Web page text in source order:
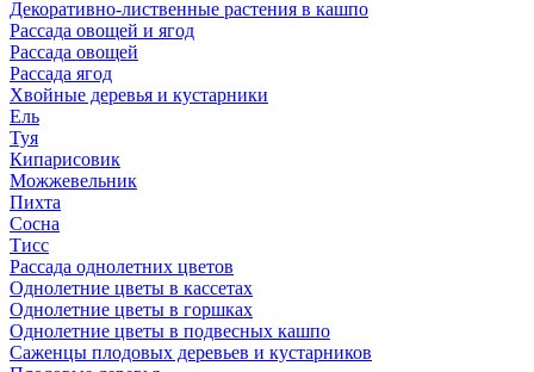
Декоративно-лиственные растения в кашпо
Рассада овощей и ягод
Рассада овощей
Рассада ягод
Хвойные деревья и кустарники
Ель
Туя
Кипарисовик
Можжевельник
Пихта
Сосна
Тисc
Рассада однолетних цветов
Однолетние цветы в кассетах
Однолетние цветы в горшках
Однолетние цветы в подвесных кашпо
Саженцы плодовых деревьев и кустарников